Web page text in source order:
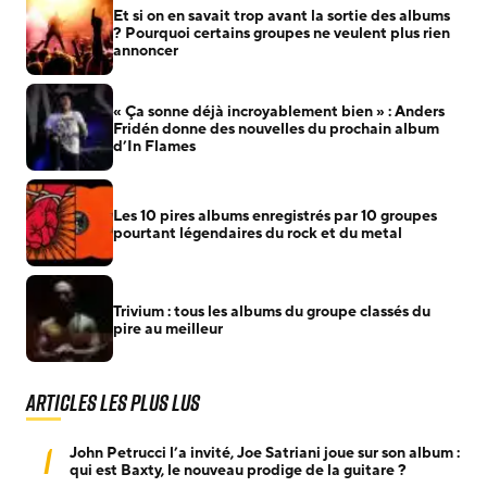
Et si on en savait trop avant la sortie des albums
? Pourquoi certains groupes ne veulent plus rien
annoncer
« Ça sonne déjà incroyablement bien » : Anders
Fridén donne des nouvelles du prochain album
d’In Flames
Les 10 pires albums enregistrés par 10 groupes
pourtant légendaires du rock et du metal
Trivium : tous les albums du groupe classés du
pire au meilleur
Articles les plus lus
1
John Petrucci l’a invité, Joe Satriani joue sur son album :
qui est Baxty, le nouveau prodige de la guitare ?